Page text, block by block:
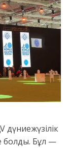
дүниежүзілік
болды. Бұл —